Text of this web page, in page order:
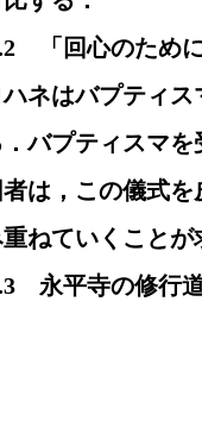
　「回心のために
ネはバプティス
バプティスマ
者は，この儀式
ねていくことが
　永平寺の修行